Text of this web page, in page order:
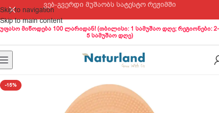
Skip to navigation
Skip to main content
ვებ-გვერდი მუშაობს სატესტო რეჟიმში
უფასო მიწოდება 100 ლარიდან! (თბილისი: 1 სამუშაო დღე; რეგიონები: 2-
5 სამუშაო დღე)
-15%